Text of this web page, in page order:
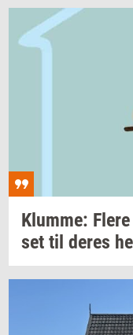
Klum­me: Flere
set til deres